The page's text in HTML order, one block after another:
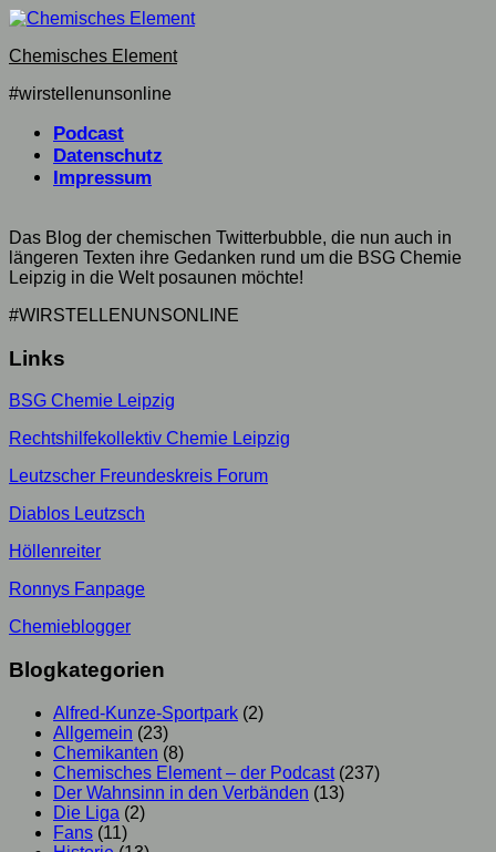
Skip
content
Chemisches Element
#wirstellenunsonline
Podcast
Datenschutz
Impressum
Das Blog der chemischen Twitterbubble, die nun auch in
längeren Texten ihre Gedanken rund um die BSG Chemie
Leipzig in die Welt posaunen möchte!
#WIRSTELLENUNSONLINE
Links
BSG Chemie Leipzig
Rechtshilfekollektiv Chemie Leipzig
Leutzscher Freundeskreis Forum
Diablos Leutzsch
Höllenreiter
Ronnys Fanpage
Chemieblogger
Blogkategorien
Alfred-Kunze-Sportpark (2)
Allgemein (23)
Chemikanten (8)
Chemisches Element – der Podcast(237)
Der Wahnsinn in den Verbänden (13)
Die Liga (2)
Fans (11)